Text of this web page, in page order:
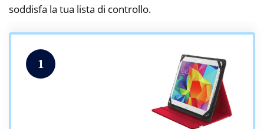
soddisfa la tua lista di controllo.
1